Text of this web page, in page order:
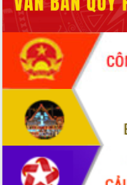
Ngành cá ngừ Đắk Lắk chủ động thích
ứng để giữ vững thị trường xuất khẩu
Diễn đàn Kinh tế tư nhân Việt Nam đột
phá cơ chế - Hợp tác công tư
Đề án 06 tạo bước ngoặt đột phá trong
cải cách hành chính tỉnh Đắk Lắk
Kết nối tour, đẩy mạnh chuyển đổi số
để phát triển du lịch Đắk Lắk
Khởi động Dự án Đầu tư xây dựng hạ
tầng kỹ thuật Cụm công nghiệp Tân
Gặp mặt các cơ quan báo chí nhân Kỷ
niệm 101 năm Ngày Báo chí Cách
mạng Việt Nam